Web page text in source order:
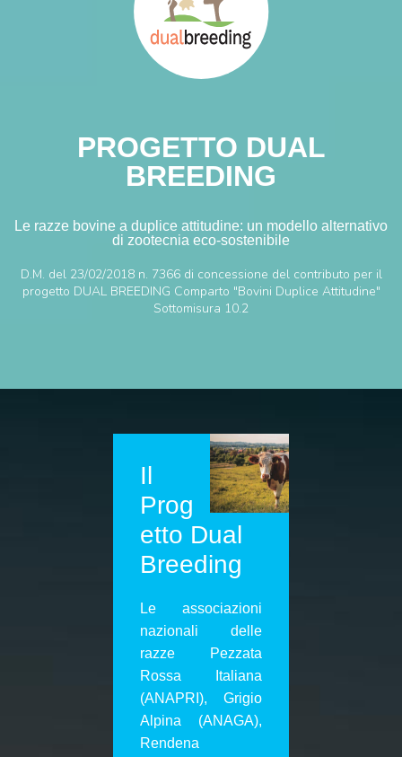
PROGETTO DUAL
BREEDING
Le razze bovine a duplice attitudine: un modello alternativo
di zootecnia eco-sostenibile
D.M. del 23/02/2018 n. 7366 di concessione del contributo per il
progetto DUAL BREEDING Comparto "Bovini Duplice Attitudine"
Sottomisura 10.2
Il
Prog
etto Dual
Breeding
Le associazioni
nazionali delle
razze Pezzata
Rossa Italiana
(ANAPRI), Grigio
Alpina (ANAGA),
Rendena